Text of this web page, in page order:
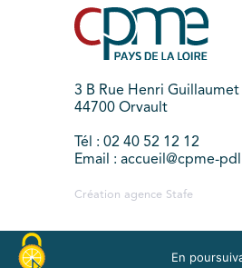
3 B Rue Henri Guillaumet
44700 Orvault
Tél : 02 40 52 12 12
Email : accueil@cpme-
Création agence Stafe
En